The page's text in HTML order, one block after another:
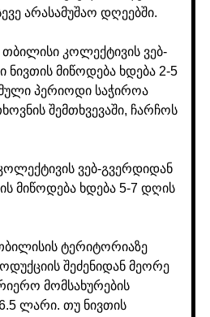
არასამუშაო დღეებში.
კოლექტივის ვებ-
ნივთის მიწოდება ხდება 2-5
პერიოდი საჭიროა
შემთხვევაში, ჩარჩოს
ვებ-გვერდიდან
მიწოდება ხდება 5-7 დღის
ტერიტორიაზე
შეძენიდან მეორე
მომსახურების
ლარი. თუ ნივთის